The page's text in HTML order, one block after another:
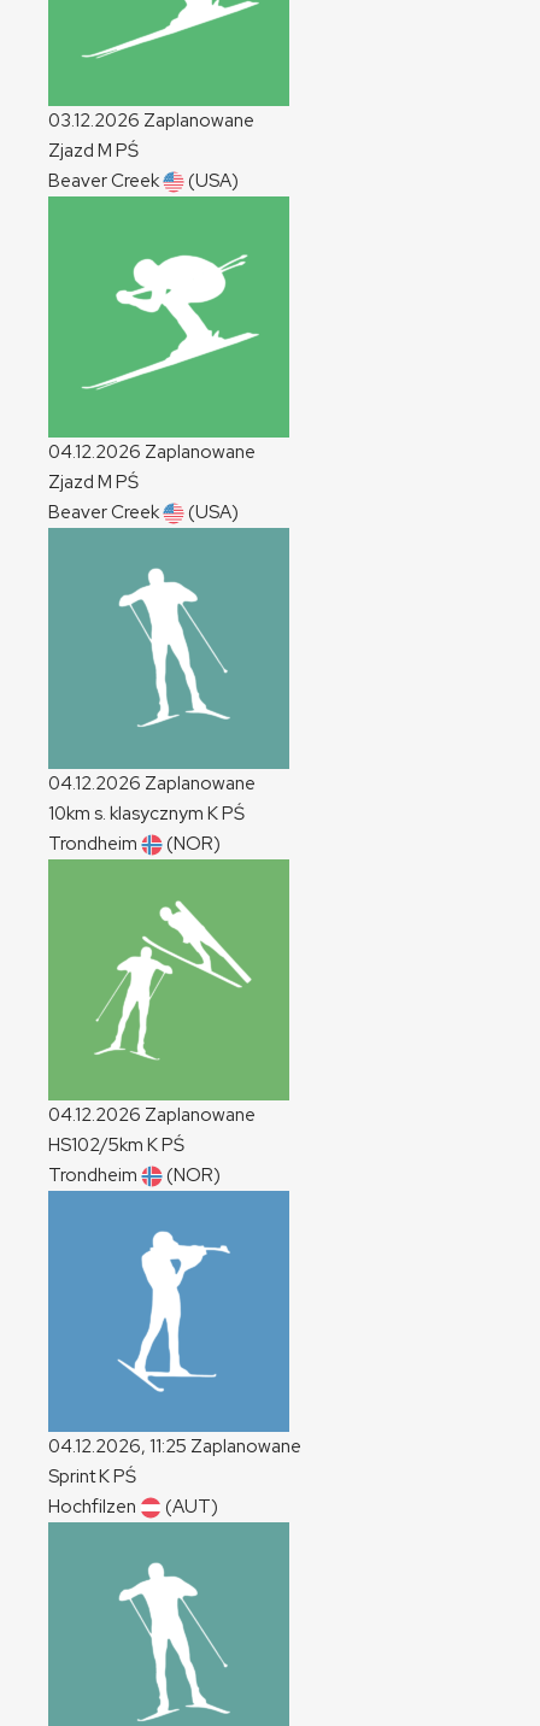
03.12.2026 Zaplanowane
Zjazd M PŚ
Beaver Creek
(USA)
04.12.2026 Zaplanowane
Zjazd M PŚ
Beaver Creek
(USA)
04.12.2026 Zaplanowane
10km s. klasycznym KPŚ
Trondheim
(NOR)
04.12.2026 Zaplanowane
HS102/5km KPŚ
Trondheim
(NOR)
04.12.2026, 11:25 Zaplanowane
SprintKPŚ
Hochfilzen
(AUT)